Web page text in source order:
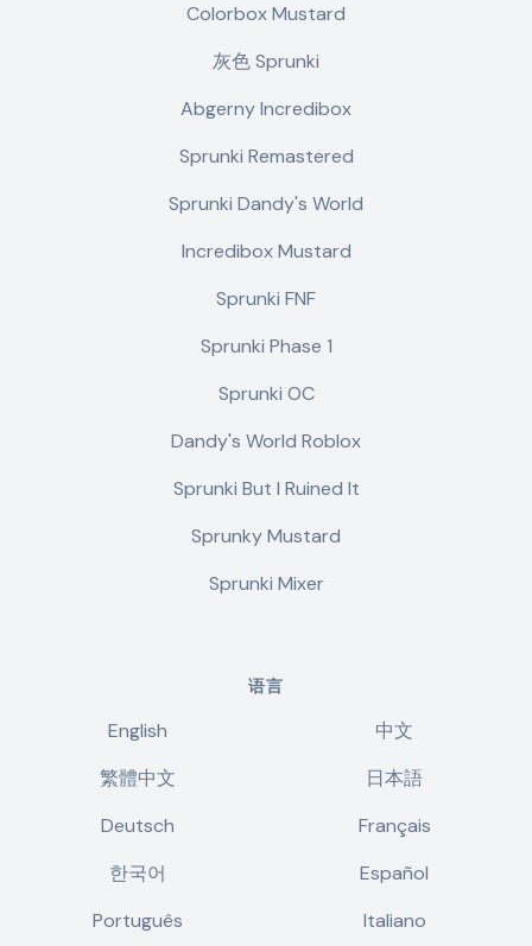
Colorbox Mustard
灰色 Sprunki
Abgerny Incredibox
Sprunki Remastered
Sprunki Dandy's World
Incredibox Mustard
Sprunki FNF
Sprunki Phase 1
Sprunki OC
Dandy's World Roblox
Sprunki But I Ruined It
Sprunky Mustard
Sprunki Mixer
语言
English
中文
繁體中文
日本語
Deutsch
Français
한국어
Español
Português
Italiano